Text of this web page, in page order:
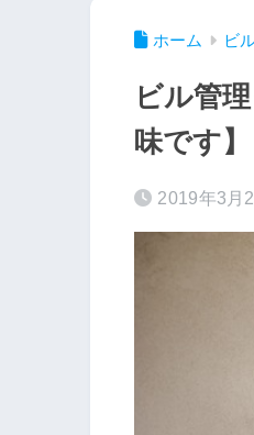
ホーム ビ
ビル管
味です】
2019年3月